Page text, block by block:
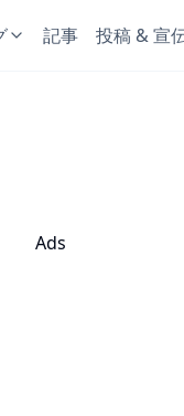
記事 投稿 & 宣
Ads